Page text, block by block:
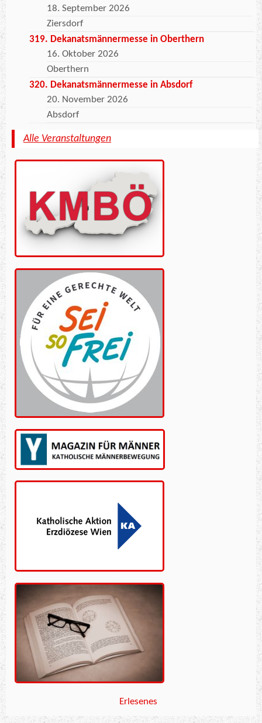
18. September 2026
Ziersdorf
319. Dekanatsmännermesse in Oberthern
16. Oktober 2026
Oberthern
320. Dekanatsmännermesse in Absdorf
20. November 2026
Absdorf
Alle Veranstaltungen
Erlesenes